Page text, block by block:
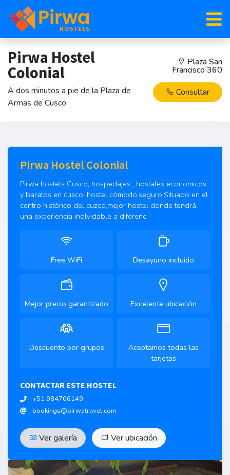
Pirwa Hostel
Colonial
A dos minutos a pie de la Plaza de
Armas de Cusco
Plaza San
Francisco 360
Consultar
Pirwa Hostel Colonial
Pirwa hostels Cusco, hospedajes , hostales economicos
y baratos en cusco, hostel cómodo,seguro.Situado en el
centro histórico del cuzco,mejor hostel donde tendrá
una experiencia inolvidable a diferenc
Free WiFi Desayuno incluido
Mejor precio garantizado Excelente ubicación
Descuento por grupos
Aceptamos todas las
tarjetas
CONTACTAR ESTE HOSTEL
+51 984706149
bookings@pirwatravel.com
Ver galería Ver ubicación